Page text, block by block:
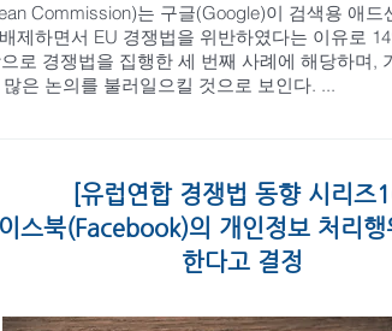
Commission)는 구글(Google)이 검색용 애
제하면서 EU 경쟁법을 위반하였다는 이유로
로 경쟁법을 집행한 세 번째 사례에 해당하며,
은 논의를 불러일으킬 것으로 보인다. ...
[유럽연합 경쟁법 동향 시리즈
스북(Facebook)의 개인정보 처리
한다고 결정